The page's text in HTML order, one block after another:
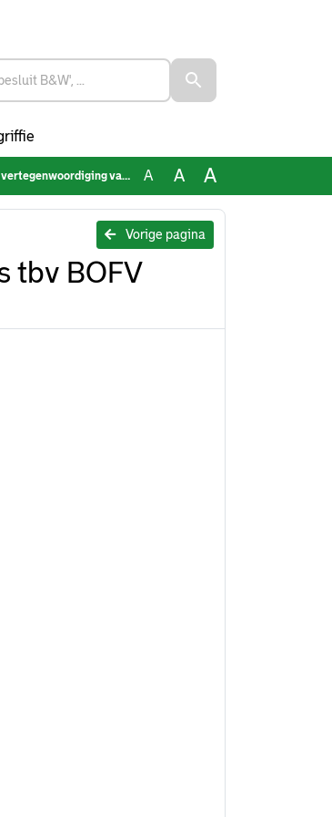
Rotterdammers tbv BOFV 071223 A A A
Vorige pagina
tbv BOFV